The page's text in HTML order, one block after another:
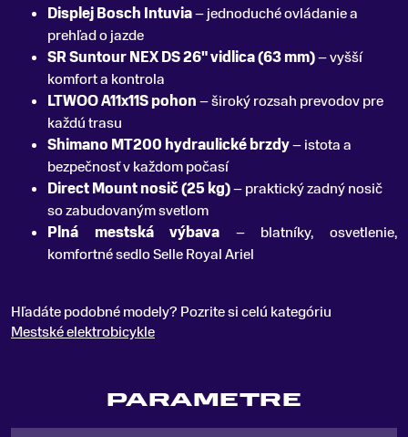
Displej Bosch Intuvia– jednoduché ovládanie a
prehľad o jazde
SR Suntour NEX DS 26" vidlica (63 mm)– vyšší
komfort a kontrola
LTWOO A11x11S pohon– široký rozsah prevodov pre
každú trasu
Shimano MT200 hydraulické brzdy– istota a
bezpečnosť v každom počasí
Direct Mount nosič (25 kg)– praktický zadný nosič
so zabudovaným svetlom
Plná mestská výbava – blatníky, osvetlenie,
komfortné sedlo Selle Royal Ariel
Hľadáte podobné modely? Pozrite si celú kategóriu
Mestské elektrobicykle
PARAMETRE